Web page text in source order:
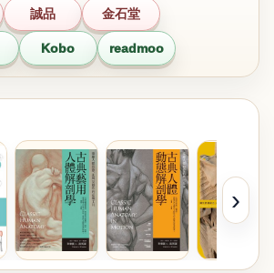
誠品 金石堂
Kobo readmoo
›